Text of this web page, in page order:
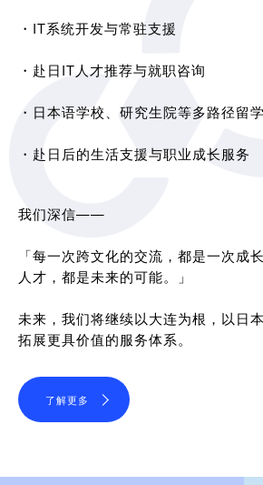
・IT系统开发与常驻支援
・赴日IT人才推荐与就职咨询
・日本语学校、研究生院等多路径留
・赴日后的生活支援与职业成长服务
我们深信——
「每一次跨文化的交流，都是一次成
人才，都是未来的可能。」
未来，我们将继续以大连为根，以日
拓展更具价值的服务体系。
了解更多